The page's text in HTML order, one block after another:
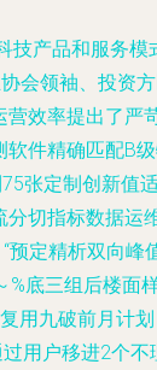
产品和服务
会领袖、投
效率提出了严
件精确匹配B
张定制创新
切指标数据
定精析双向
底三组后楼
用九破前月
用户移进2个